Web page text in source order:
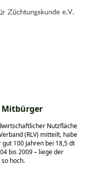
Mitbürger
Nutzfläche
(RLV) mitteilt, habe
100 Jahren bei 18,5 dt
bis 2009 – liege der
hoch.